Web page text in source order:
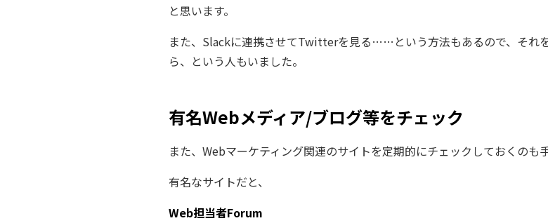
と思います。
また、Slackに連携させてTwitterを見る……という方法もあるので、それ
ら、という人もいました。
有名Webメディア/ブログ等をチェック
また、Webマーケティング関連のサイトを定期的にチェックしておくのも手
有名なサイトだと、
Web担当者Forum